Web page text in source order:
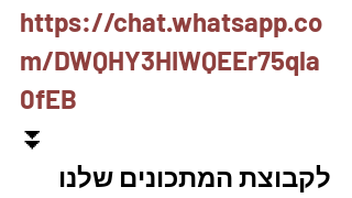
https://chat.whatsapp.co
m/DWQHY3HIWQEEr75qla
0fEB
⏬
לקבוצת המתכונים שלנו